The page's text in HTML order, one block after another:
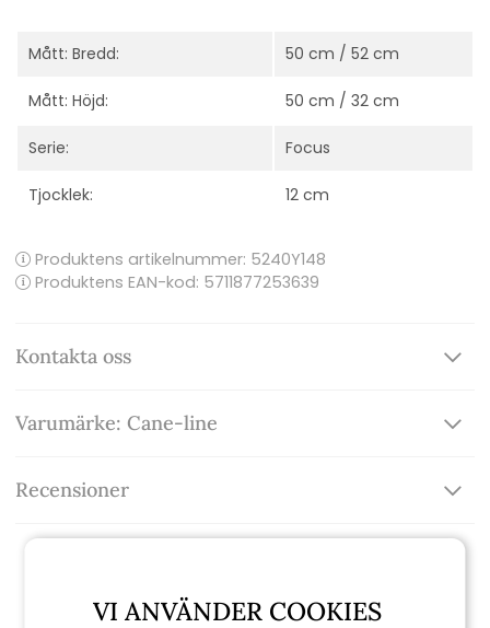
Mått: Bredd: 50 cm / 52 cm
Mått: Höjd: 50 cm / 32 cm
Serie: Focus
Tjocklek: 12 cm
Produktens artikelnummer: 5240Y148
Produktens EAN-kod: 5711877253639
Kontakta oss
Varumärke: Cane-line
Recensioner
Relaterade produkter
VI ANVÄNDER COOKIES